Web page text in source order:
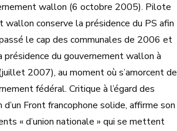
wallon (6 octobre 2005). Pilote
conserve la présidence du PS afin
le cap des communales de 2006 et
du gouvernement wallon à
2007), au moment où s’amorcent de
fédéral. Critique à l’égard des
Front francophone solide, affirme son
« d’union nationale » qui se mettent